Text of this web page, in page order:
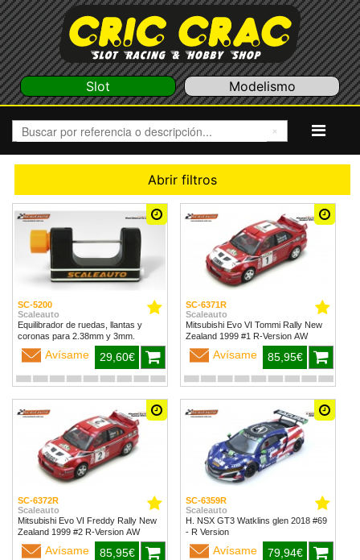
Slot Modelismo
Abrir filtros
SC-5200
Scaleauto
Equilibrador de ruedas, llantas y
coronas para 2.38mm y 3mm.
Avísame 29,60€
SC-6371R
Scaleauto
Mitsubishi Evo VI Tommi Rally New
Zealand 1999 #1 R-Version AW
Avísame 85,95€
SC-6372R
Scaleauto
Mitsubishi Evo VI Freddy Rally New
Zealand 1999 #2 R-Version AW
Avísame 85,95€
SC-6359R
Scaleauto
H. NSX GT3 Watklins glen 2018 #69
- R Version
Avísame 79,94€